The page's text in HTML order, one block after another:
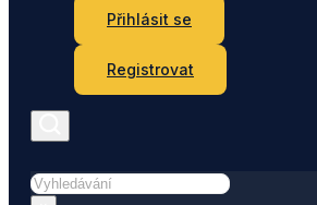
Přihlásit se
Registrovat
Hledat